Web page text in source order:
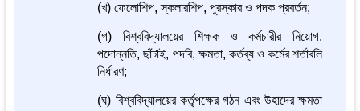
(খ) ফেলোশিপ, স্কলারশিপ, পুরস্কার ও পদক প্রবর্তন;
(গ) বিশ্ববিদ্যালয়ের শিক্ষক ও কর্মচারীর নিয়োগ,
পদোন্নতি, ছাঁটাই, পদবি, ক্ষমতা, কর্তব্য ও কর্মের শর্তাবলি
নির্ধারণ;
(ঘ) বিশ্ববিদ্যালয়ের কর্তৃপক্ষের গঠন এবং উহাদের ক্ষমতা